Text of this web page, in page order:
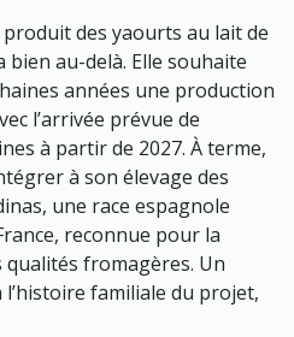
des yaourts au lait de
au-delà. Elle souhaite
années une production
l’arrivée prévue de
à partir de 2027. À terme,
à son élevage des
une race espagnole
reconnue pour la
qualités fromagères. Un
familiale du projet,